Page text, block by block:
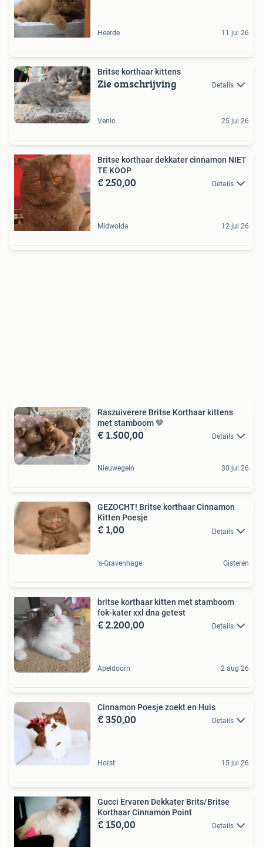
Heerde 11 jul 26
Britse korthaar kittens
Zie omschrijving Details
Venlo 25 jul 26
Britse korthaar dekkater cinnamon NIET
TE KOOP
€ 250,00 Details
Midwolda 12 jul 26
Raszuiverere Britse Korthaar kittens
met stamboom 🤎
€ 1.500,00 Details
Nieuwegein 30 jul 26
GEZOCHT! Britse korthaar Cinnamon
Kitten Poesje
€ 1,00 Details
's-Gravenhage Gisteren
britse korthaar kitten met stamboom
fok-kater xxl dna getest
€ 2.200,00 Details
Apeldoorn 2 aug 26
Cinnamon Poesje zoekt en Huis
€ 350,00 Details
Horst 15 jul 26
Gucci Ervaren Dekkater Brits/Britse
Korthaar Cinnamon Point
€ 150,00 Details